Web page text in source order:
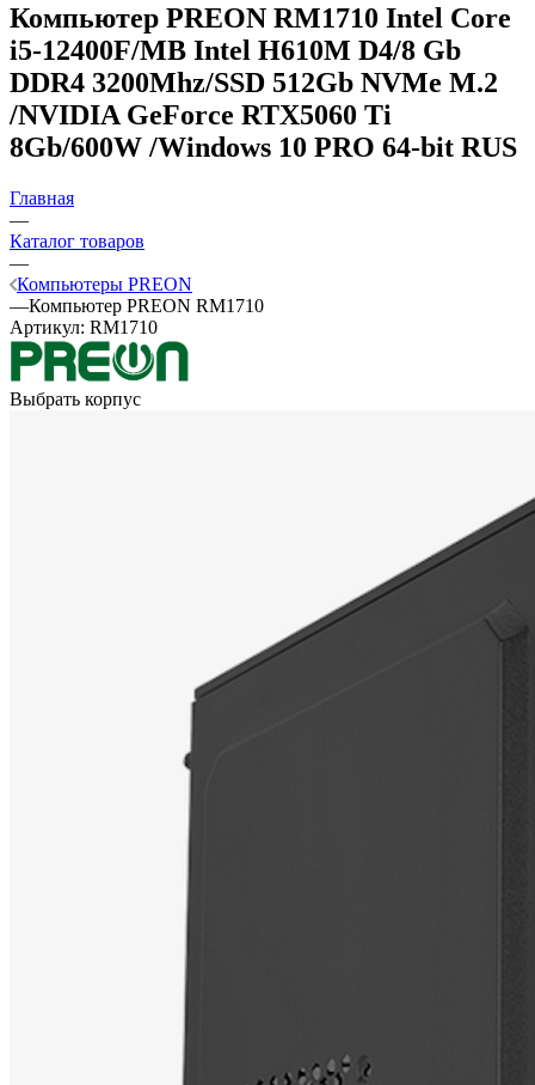
Компьютер PREON RM1710 Intel Core
i5-12400F/MB Intel H610M D4/8 Gb
DDR4 3200Mhz/SSD 512Gb NVMe M.2
/NVIDIA GeForce RTX5060 Ti
8Gb/600W /Windows 10 PRO 64-bit RUS
Главная
—
Каталог товаров
—
Компьютеры PREON
—Компьютер PREON RM1710
Артикул: RM1710
Выбрать корпус